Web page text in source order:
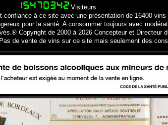
Visiteurs
confiance à ce site avec une présentation de 16400 vins
pour la santé. A consommer toujours avec
Copyright de 2000 à 2026 Concepteur et Directeur
de vente de vins sur ce site mais seulement des